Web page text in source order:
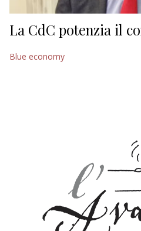
La CdC potenzia il
Blue economy